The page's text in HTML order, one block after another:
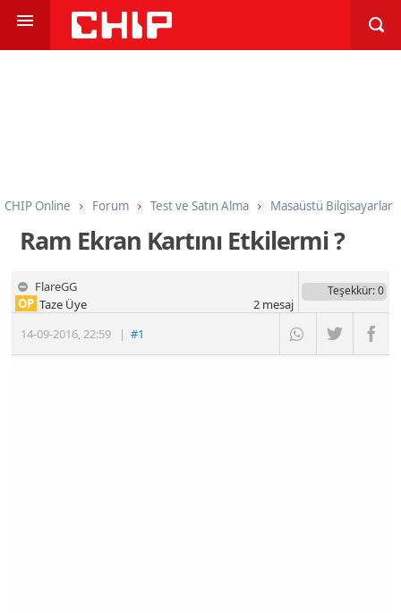
CHIP Online Forum Test ve Satın Alma Masaüstü Bilgisayarlar
Ram Ekran Kartını Etkilermi ?
FlareGG
14-09-2016,22:59 |#1
OP Taze Üye
Teşekkür: 0
2mesaj